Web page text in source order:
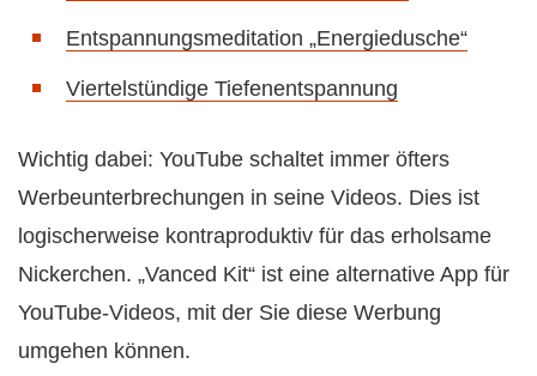
Entspannungsmeditation „Energiedusche“
Viertelstündige Tiefenentspannung
Wichtig dabei: YouTube schaltet immer öfters
Werbeunterbrechungen in seine Videos. Dies ist
logischerweise kontraproduktiv für das erholsame
Nickerchen. „Vanced Kit“ ist eine alternative App für
YouTube-Videos, mit der Sie diese Werbung
umgehen können.